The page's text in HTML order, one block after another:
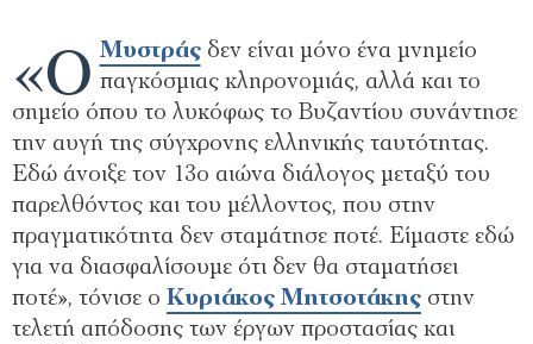
«Ο Μυστράς δεν είναι μόνο ένα μνημείο
παγκόσμιας κληρονομιάς, αλλά και το
σημείο όπου το λυκόφως το Βυζαντίου συνάντησε
την αυγή της σύγχρονης ελληνικής ταυτότητας.
Εδώ άνοιξε τον 13ο αιώνα διάλογος μεταξύ του
παρελθόντος και του μέλλοντος, που στην
πραγματικότητα δεν σταμάτησε ποτέ. Είμαστε εδώ
για να διασφαλίσουμε ότι δεν θα σταματήσει
ποτέ», τόνισε ο Κυριάκος Μητσοτάκης στην
τελετή απόδοσης των έργων προστασίας και